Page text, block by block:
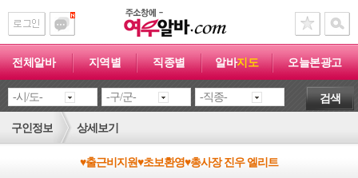
전체알바 지역별 직종별 알바지도 오늘본광고
검색
구인정보 상세보기
♥출근비지원♥초보환영♥총사장 진우 엘리트